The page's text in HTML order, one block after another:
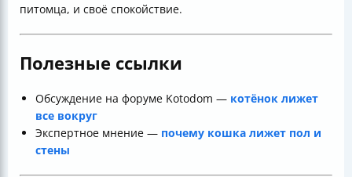
питомца, и своё спокойствие.
Полезные ссылки
Обсуждение на форуме Kotodom — котёнок лижет
все вокруг
Экспертное мнение — почему кошка лижет пол и
стены